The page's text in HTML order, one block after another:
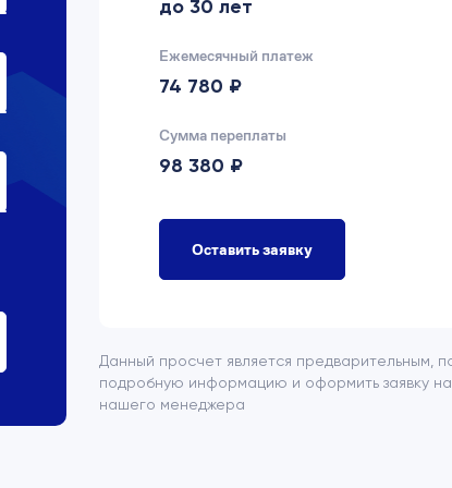
до 30 лет
Ежемесячный платеж
74 780 ₽
Сумма переплаты
98 380 ₽
Оставить заявку
Данный просчет является предварительным,
подробную информацию и оформить заявку
нашего менеджера